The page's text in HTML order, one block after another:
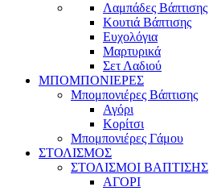
Λαμπάδες Βάπτισης
Κουτιά Βάπτισης
Ευχολόγια
Μαρτυρικά
Σετ Λαδιού
ΜΠΟΜΠΟΝΙΕΡΕΣ
Μπομπονιέρες Βάπτισης
Αγόρι
Κορίτσι
Μπομπονιέρες Γάμου
ΣΤΟΛΙΣΜΟΣ
ΣΤΟΛΙΣΜΟΙ ΒΑΠΤΙΣΗΣ
ΑΓΟΡΙ